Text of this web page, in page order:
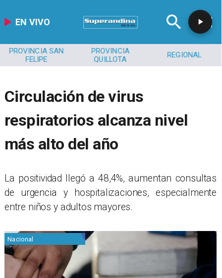
EN VIVO
PROVINCIA SAN
FELIPE
PROVINCIA
QUILLOTA
REGIONAL
Circulación de virus
respiratorios alcanza nivel
más alto del año
La positividad llegó a 48,4%, aumentan consultas
de urgencia y hospitalizaciones, especialmente
entre niños y adultos mayores.
Nacional